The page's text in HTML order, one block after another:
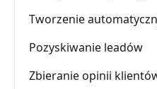
Tworzenie
Pozyskiwanie leadów
Zbieranie opinii